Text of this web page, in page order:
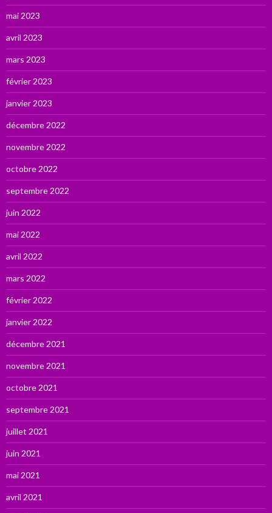
mai 2023
avril 2023
mars 2023
février 2023
janvier 2023
décembre 2022
novembre 2022
octobre 2022
septembre 2022
juin 2022
mai 2022
avril 2022
mars 2022
février 2022
janvier 2022
décembre 2021
novembre 2021
octobre 2021
septembre 2021
juillet 2021
juin 2021
mai 2021
avril 2021